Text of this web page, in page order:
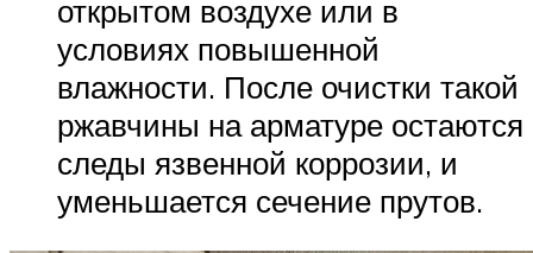
открытом воздухе или в
условиях повышенной
влажности. После очистки такой
ржавчины на арматуре остаются
следы язвенной коррозии, и
уменьшается сечение прутов.